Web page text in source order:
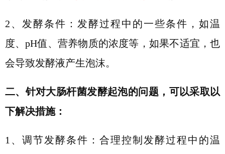
2、 发酵条件：发酵过程中的一些条件，如温
度、pH值、营养物质的浓度等，如果不适宜，也
会导致发酵液产生泡沫。
二、针对大肠杆菌发酵起泡的问题，可以采取以
下解决措施：
1、 调节发酵条件：合理控制发酵过程中的温